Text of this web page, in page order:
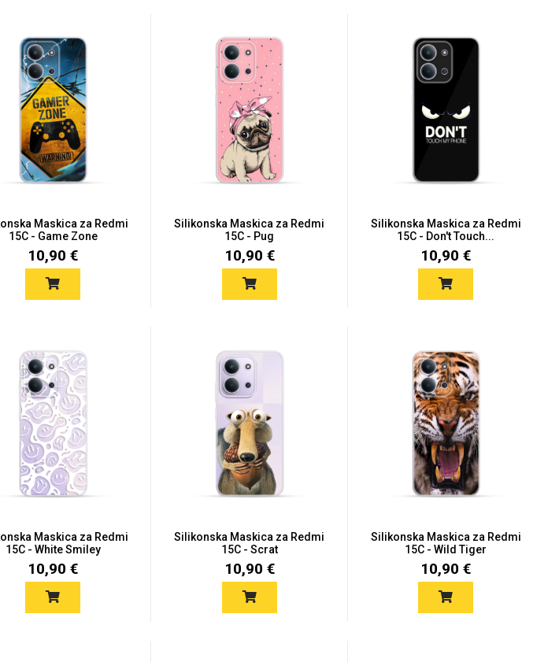
Maskica za Redmi
15C - Game Zone
10,90 €
Silikonska Maskica za Redmi
15C - Pug
10,90 €
Silikonska Maskica za Redmi
15C - Don't Touch...
10,90 €
Maskica za Redmi
15C - White Smiley
10,90 €
Silikonska Maskica za Redmi
15C - Scrat
10,90 €
Silikonska Maskica za Redmi
15C - Wild Tiger
10,90 €